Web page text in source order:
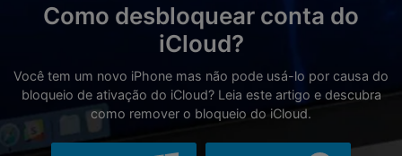
Visão geral
Sobre nós
Sala de imprensa
Loja
Veja Toolkit Completo >
Para PC
Para Celular
Guia & Suporte
Ações rápidas
Recursos
Como desbloquear conta do
iCloud?
Você tem um novo iPhone mas não pode usá-lo por causa do
bloqueio de ativação do iCloud? Leia este artigo e descubra
como remover o bloqueio do iCloud.